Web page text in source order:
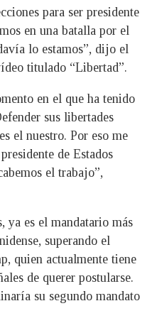
para ser presidente
en una batalla por el
lo estamos”, dijo el
titulado “Libertad”.
en el que ha tenido
sus libertades
el nuestro. Por eso me
de Estados
el trabajo”,
ya es el mandatario más
superando el
quien actualmente tiene
de querer postularse.
su segundo mandato